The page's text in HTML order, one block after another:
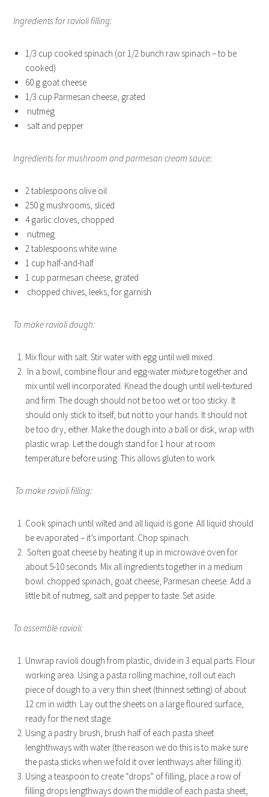
Ingredients for ravioli filling:
1/3 cup cooked spinach (or 1/2 bunch raw spinach – to be
cooked)
60 g goat cheese
1/3 cup Parmesan cheese, grated
nutmeg
salt and pepper
Ingredients for mushroom and parmesan cream sauce:
2 tablespoons olive oil
250 g mushrooms, sliced
4 garlic cloves, chopped
nutmeg
2 tablespoons white wine
1 cup half-and-half
1 cup parmesan cheese, grated
chopped chives, leeks, for garnish
To make ravioli dough:
Mix flour with salt. Stir water with egg until well mixed.
In a bowl, combine flour and egg-water mixture together and
mix until well incorporated. Knead the dough until well-textured
and firm. The dough should not be too wet or too sticky. It
should only stick to itself, but not to your hands. It should not
be too dry, either. Make the dough into a ball or disk, wrap with
plastic wrap. Let the dough stand for 1 hour at room
temperature before using. This allows gluten to work.
To make ravioli filling:
Cook spinach until wilted and all liquid is gone. All liquid should
be evaporated – it’s important. Chop spinach.
Soften goat cheese by heating it up in microwave oven for
about 5-10 seconds. Mix all ingredients together in a medium
bowl: chopped spinach, goat cheese, Parmesan cheese. Add a
little bit of nutmeg, salt and pepper to taste. Set aside.
To assemble ravioli:
Unwrap ravioli dough from plastic, divide in 3 equal parts. Flour
working area. Using a pasta rolling machine, roll out each
piece of dough to a very thin sheet (thinnest setting) of about
12 cm in width. Lay out the sheets on a large floured surface,
ready for the next stage.
Using a pastry brush, brush half of each pasta sheet
lenghthways with water (the reason we do this is to make sure
the pasta sticks when we fold it over lenthways after filling it).
Using a teaspoon to create “drops” of filling, place a row of
filling drops lengthways down the middle of each pasta sheet,